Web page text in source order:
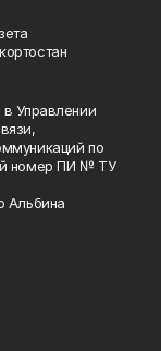
в Управлении
по
номер ПИ № ТУ
Альбина